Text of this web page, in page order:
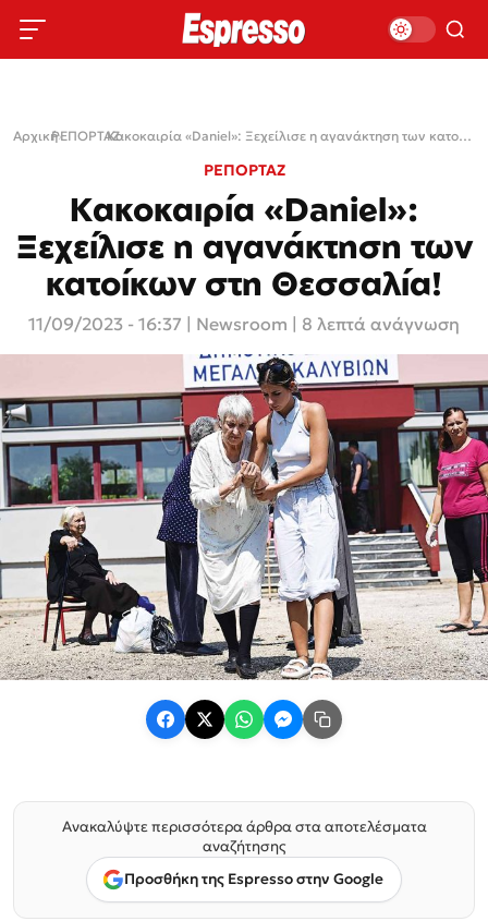
Αρχική›
ΡΕΠΟΡΤΑΖ› Κακοκαιρία «Daniel»: Ξεχείλισε η αγανάκτηση των κατοίκων στη Θεσσαλία!
ΡΕΠΟΡΤΑΖ
Κακοκαιρία «Daniel»:
Ξεχείλισε η αγανάκτηση των
κατοίκων στη Θεσσαλία!
11/09/2023 - 16:37 Newsroom | 8 λεπτά ανάγνωση
Ανακαλύψτε περισσότερα άρθρα στα αποτελέσματα
αναζήτησης
Προσθήκη της Espresso στην Google